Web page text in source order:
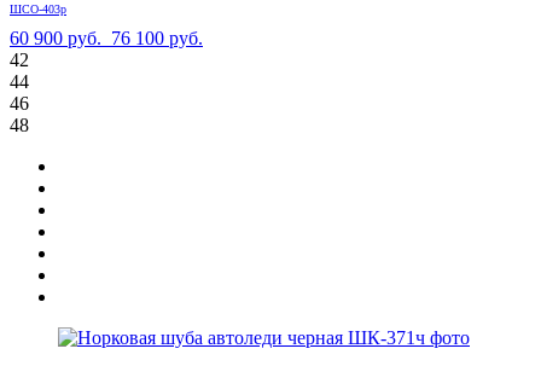
ШСО-403р
60 900 руб. 76 100 руб.
42
44
46
48